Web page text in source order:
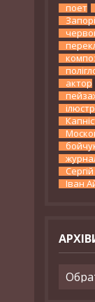
поет
актор
Іван
Архіви